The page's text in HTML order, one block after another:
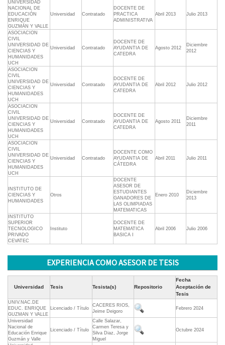
UNIVERSIDAD
NACIONAL DE
EDUCACIÓN
ENRIQUE
GUZMÁN Y VALLE
Universidad Contratado
DOCENTE DE
PRACTICA
ADMINISTRATIVA
Abril 2013 Julio 2013
ASOCIACION
CIVIL
UNIVERSIDAD DE
CIENCIAS Y
HUMANIDADES
UCH
Universidad Contratado
DOCENTE DE
AYUDANTIA DE
CATEDRA
Agosto 2012
Diciembre
2012
ASOCIACION
CIVIL
UNIVERSIDAD DE
CIENCIAS Y
HUMANIDADES
UCH
Universidad Contratado
DOCENTE DE
AYUDANTIA DE
CATEDRA
Abril 2012 Julio 2012
ASOCIACION
CIVIL
UNIVERSIDAD DE
CIENCIAS Y
HUMANIDADES
UCH
Universidad Contratado
DOCENTE DE
AYUDANTIA DE
CATEDRA
Agosto 2011
Diciembre
2011
ASOCIACION
CIVIL
UNIVERSIDAD DE
CIENCIAS Y
HUMANIDADES
UCH
Universidad Contratado
DOCENTE COMO
AYUDANTIA DE
CÁTEDRA
Abril 2011 Julio 2011
INSTITUTO DE
CIENCIAS Y
HUMANIDADES
Otros
DOCENTE
ASESOR DE
ESTUDIANTES
GANADORES DE
LAS OLIMPIADAS
MATEMATICAS
Enero 2010
Diciembre
2013
INSTITUTO
SUPERIOR
TECNOLOGICO
PRIVADO
CEVATEC
Instituto
DOCENTE DE
MATEMATICA
BASICA I
Abril 2006 Julio 2006
EXPERIENCIA COMO ASESOR DE TESIS
Universidad Tesis Tesista(s) Repositorio
Fecha
Aceptación de
Tesis
UNIV.NAC.DE
EDUC. ENRIQUE
GUZMAN Y VALLE
Licenciado / Título
CACERES RIOS,
Jeime Deigoro
Febrero 2024
Universidad
Nacional de
Educación Enrique
Guzmán y Valle
Licenciado / Título
Calle Salazar,
Carmen Teresa y
Silva Diaz, Jorge
Miguel
Octubre 2024